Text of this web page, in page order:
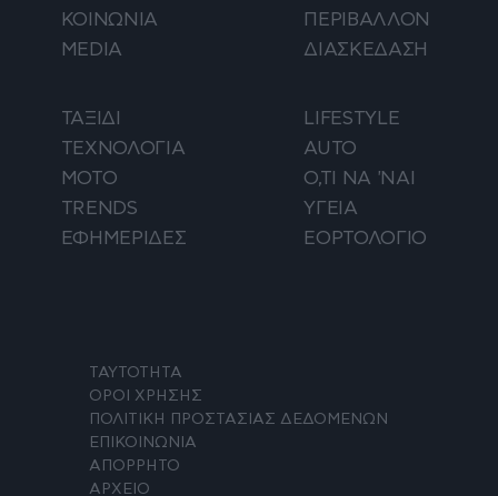
ΚΟΙΝΩΝΙΑ
ΠΕΡΙΒΑΛΛΟΝ
MEDIA
ΔΙΑΣΚΕΔΑΣΗ
ΤΑΞΙΔΙ
LIFESTYLE
ΤΕΧΝΟΛΟΓΙΑ
AUTO
ΜΟΤΟ
Ο,ΤΙ ΝΑ 'ΝΑΙ
TRENDS
ΥΓΕΙΑ
ΕΦΗΜΕΡΙΔΕΣ
ΕΟΡΤΟΛΟΓΙΟ
ΤΑΥΤΟΤΗΤΑ
ΟΡΟΙ ΧΡΗΣΗΣ
ΠΟΛΙΤΙΚΗ ΠΡΟΣΤΑΣΙΑΣ ΔΕΔΟΜΕΝΩΝ
ΕΠΙΚΟΙΝΩΝΙΑ
ΑΠΟΡΡΗΤΟ
ΑΡΧΕΙΟ